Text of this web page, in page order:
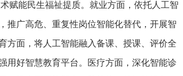
赋能民生福祉提质。就业方面，依托人工智
推广高危、重复性岗位智能化替代，开展智
方面，将人工智能融入备课、授课、评价全
用好智慧教育平台。医疗方面，深化智能诊